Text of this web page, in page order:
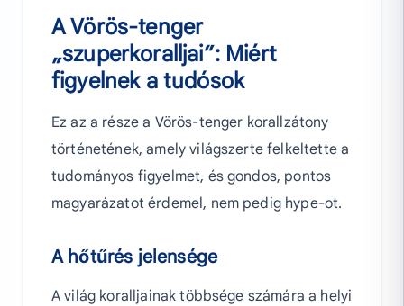
A Vörös-tenger
„szuperkoralljai”: Miért
figyelnek a tudósok
Ez az a része a Vörös-tenger korallzátony
történetének, amely világszerte felkeltette a
tudományos figyelmet, és gondos, pontos
magyarázatot érdemel, nem pedig hype-ot.
A hőtűrés jelensége
A világ koralljainak többsége számára a helyi